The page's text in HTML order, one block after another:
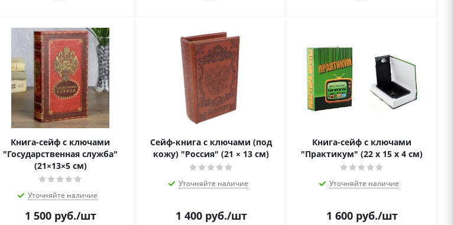
Книга-сейф с ключами
"Государственная служба"
(21×13×5 см)
Уточняйте наличие
1 500руб./шт
Сейф-книга с ключами (под
кожу) "Россия" (21 × 13 см)
Уточняйте наличие
1 400руб./шт
Книга-сейф с ключами
"Практикум" (22 х 15 х 4 см)
Уточняйте наличие
1 600руб./шт